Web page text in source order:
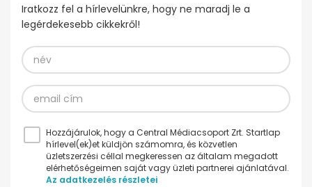
Iratkozz fel a hírlevelünkre, hogy ne maradj le a
legérdekesebb cikkekről!
Hozzájárulok, hogy a Central Médiacsoport Zrt. Startlap
hírlevel(ek)et küldjön számomra, és közvetlen
üzletszerzési céllal megkeressen az általam megadott
elérhetőségeimen saját vagy üzleti partnerei ajánlatával.
Az adatkezelés részletei